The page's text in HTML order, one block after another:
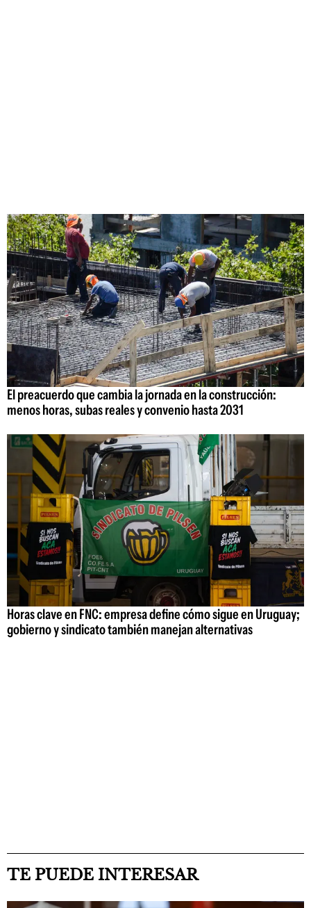
El preacuerdo que cambia la jornada en la construcción:
menos horas, subas reales y convenio hasta 2031
Horas clave en FNC: empresa define cómo sigue en Uruguay;
gobierno y sindicato también manejan alternativas
TE PUEDE INTERESAR